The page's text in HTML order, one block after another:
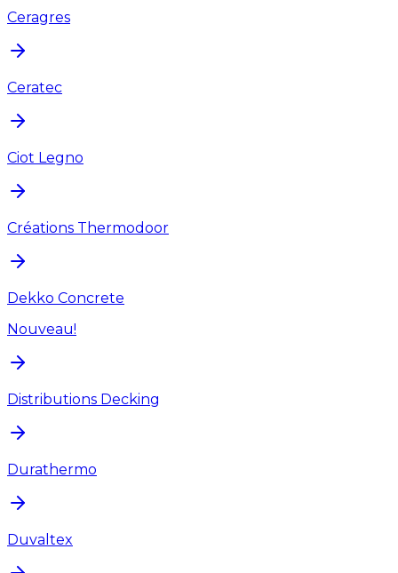
Ceragres
Ceratec
Ciot Legno
Créations Thermodoor
Dekko Concrete
Nouveau!
Distributions Decking
Durathermo
Duvaltex